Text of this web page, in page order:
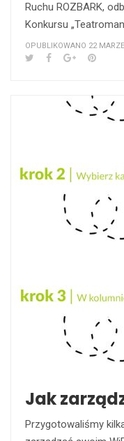
Ruchu ROZBARK,
Konkursu
OPUBLIKOWANO 22
Jak
Przygotowaliśmy